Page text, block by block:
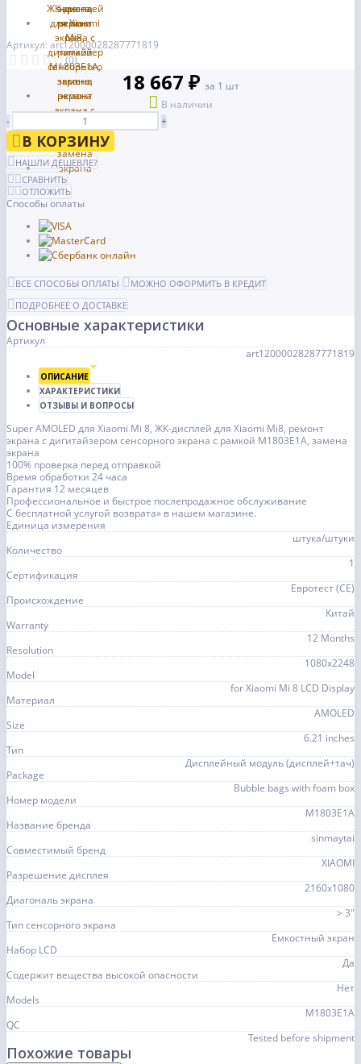
Артикул: art12000028287771819
(0)
18 667 ₽ за 1 шт
В наличии
-
+
В КОРЗИНУ
НАШЛИ ДЕШЕВЛЕ?
СРАВНИТЬ
ОТЛОЖИТЬ
Способы оплаты
ВСЕ СПОСОБЫ ОПЛАТЫ
МОЖНО ОФОРМИТЬ В КРЕДИТ
ПОДРОБНЕЕ О ДОСТАВКЕ
Основные характеристики
Артикул
art12000028287771819
ОПИСАНИЕ
ХАРАКТЕРИСТИКИ
ОТЗЫВЫ И ВОПРОСЫ
Super AMOLED для Xiaomi Mi 8, ЖК-дисплей для Xiaomi Mi8, ремонт
экрана с дигитайзером сенсорного экрана с рамкой M1803E1A, замена
экрана
100% проверка перед отправкой
Время обработки 24 часа
Гарантия 12 месяцев
Профессиональное и быстрое послепродажное обслуживание
С бесплатной услугой возврата» в нашем магазине.
Единица измерения
штука/штуки
Количество
1
Сертификация
Евротест (СЕ)
Происхождение
Китай
Warranty
12 Months
Resolution
1080x2248
Model
for Xiaomi Mi 8 LCD Display
Материал
AMOLED
Size
6.21 inches
Тип
Дисплейный модуль (дисплей+тач)
Package
Bubble bags with foam box
Номер модели
M1803E1A
Название бренда
sinmaytai
Совместимый бренд
XIAOMI
Разрешение дисплея
2160x1080
Диагональ экрана
> 3"
Тип сенсорного экрана
Емкостный экран
Набор LCD
Да
Содержит вещества высокой опасности
Нет
Models
M1803E1A
QC
Tested before shipment
Похожие товары